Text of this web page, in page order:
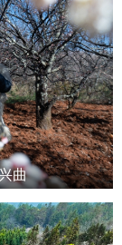
曲